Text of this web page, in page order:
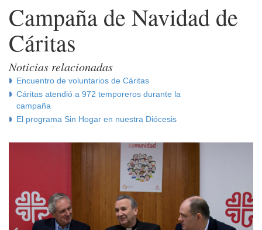
Campaña de Navidad de
Cáritas
Noticias relacionadas
Encuentro de voluntarios de Cáritas
Cáritas atendió a 972 temporeros durante la
campaña
El programa Sin Hogar en nuestra Diócesis